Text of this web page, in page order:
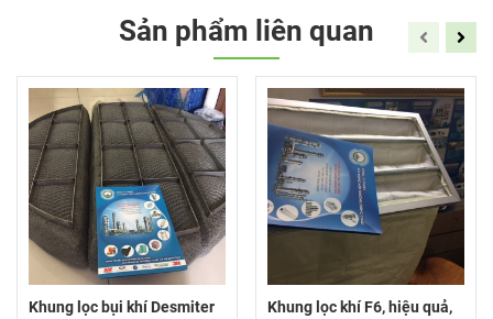
Sản phẩm liên quan
Khung lọc bụi khí Desmiter
Khung lọc khí F6, hiệu quả,